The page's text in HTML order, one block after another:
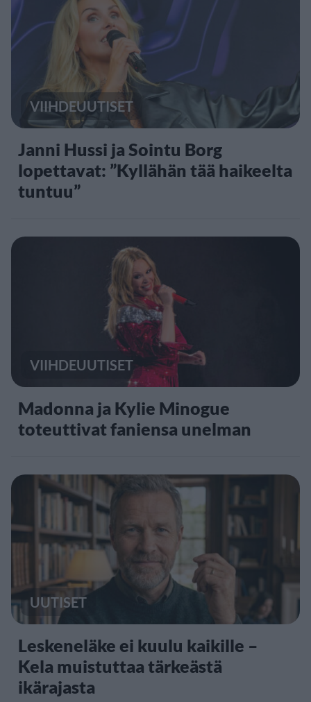
VIIHDEUUTISET
Janni Hussi ja Sointu Borg
lopettavat: ”Kyllähän tää haikeelta
tuntuu”
VIIHDEUUTISET
Madonna ja Kylie Minogue
toteuttivat faniensa unelman
UUTISET
Leskeneläke ei kuulu kaikille –
Kela muistuttaa tärkeästä
ikärajasta